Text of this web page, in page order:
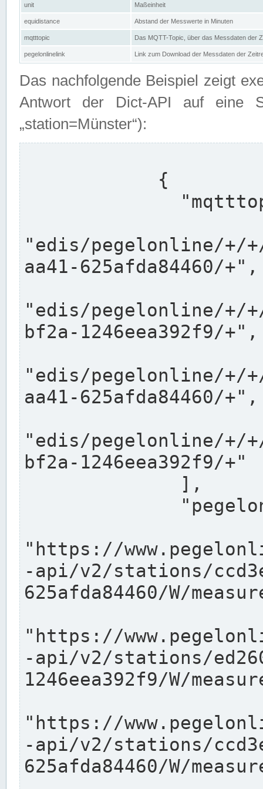
unit Maßeinheit
equidistance Abstand der Messwerte in Minuten
mqtttopic Das MQTT-Topic, über das Messdaten der
pegelonlinelink Link zum Download der Messdaten der
Das nachfolgende Beispiel zeigt
Antwort der Dict-API auf eine
„station=Münster“):
"edis/pegelonline/+/
aa41-625afda84460/+",
"edis/pegelonline/+/
bf2a-1246eea392f9/+",
"edis/pegelonline/+/
aa41-625afda84460/+",
"edis/pegelonline/+/
bf2a-1246eea392f9/+"
"https://
-api/v2/stations/
625afda84460/W/
"https://
-api/v2/stations/
1246eea392f9/W/
"https://
-api/v2/stations/
625afda84460/W/